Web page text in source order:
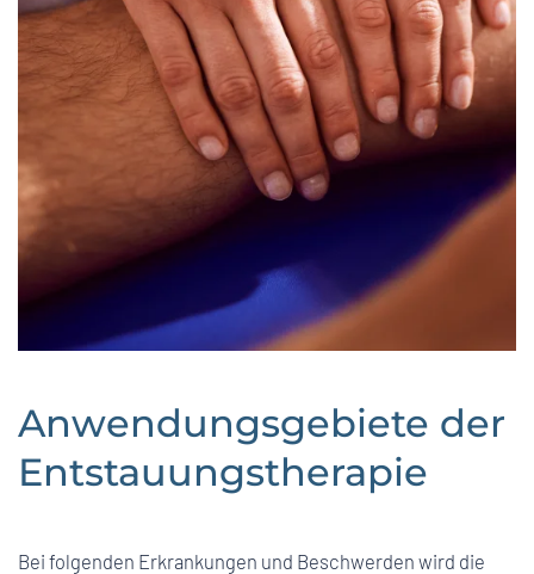
Anwendungs­gebiete der
Entstauungs­therapie
Bei folgenden Erkrankungen und Beschwerden wird die